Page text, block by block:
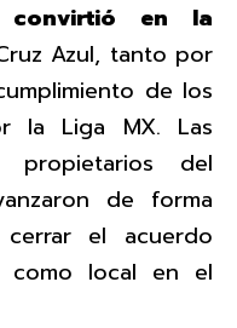
convirtió en la
Azul, tanto por
de los
la Liga MX. Las
propietarios del
de forma
el acuerdo
como local en el